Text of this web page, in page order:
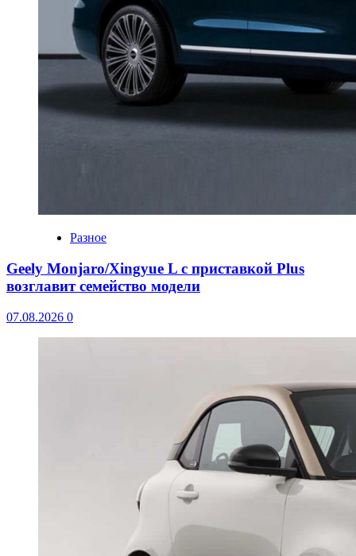
Разное
Geely Monjaro/Xingyue L с приставкой Plus
возглавит семейство модели
07.08.2026 0